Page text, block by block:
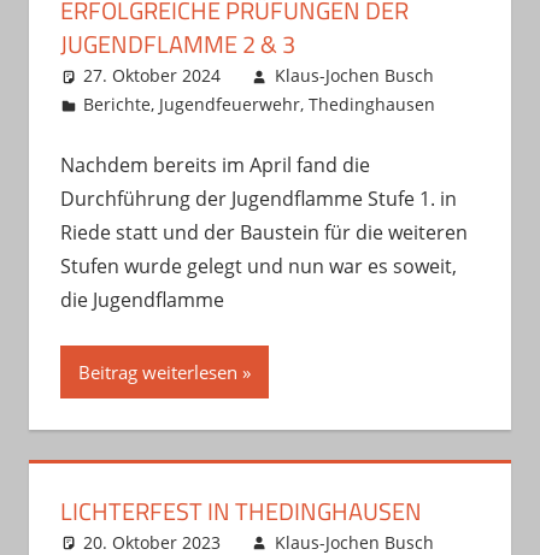
ERFOLGREICHE PRÜFUNGEN DER
JUGENDFLAMME 2 & 3
27. Oktober 2024
Klaus-Jochen Busch
Berichte, Jugendfeuerwehr,Thedinghausen
Nachdem bereits im April fand die
Durchführung der Jugendflamme Stufe 1. in
Riede statt und der Baustein für die weiteren
Stufen wurde gelegt und nun war es soweit,
die Jugendflamme
Beitrag weiterlesen
LICHTERFEST IN THEDINGHAUSEN
20. Oktober 2023
Klaus-Jochen Busch